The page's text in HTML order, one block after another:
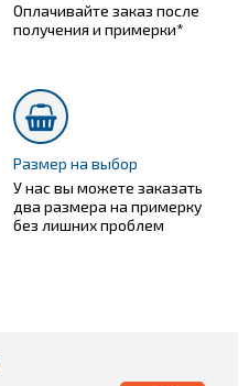
Оплачивайте заказ после
получения и примерки*
Размер на выбор
У нас вы можете заказать
два размера на примерку
без лишних проблем